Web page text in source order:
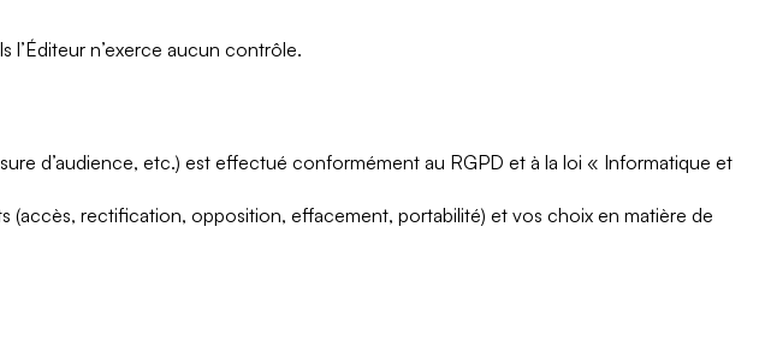
l’Éditeur n’exerce aucun contrôle.
d’audience, etc.) est effectué conformément au RGPD et à la loi « Informatique et
(accès, rectification, opposition, effacement, portabilité) et vos choix en matière de